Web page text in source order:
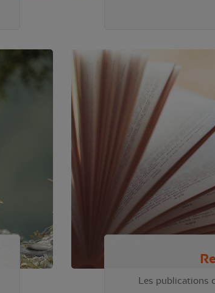
Les publications